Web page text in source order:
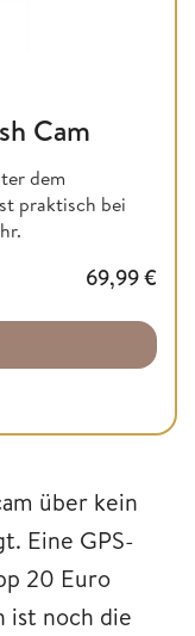
Cam
dem
praktisch bei
69,99€
über kein
Eine GPS-
20 Euro
ist noch die